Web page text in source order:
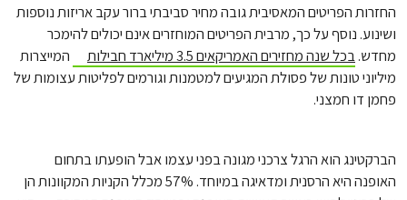
החזרות הפריטים המאסיבית גובה מחיר סביבתי ברור עקב אריזות נוספות
ושינוע. נוסף על כך, מרבית הפריטים המוחזרים אינם יכולים להימכר
מחדש.בכל שנה מחזירים האמריקאים 3.5 מיליארד חבילות
המייצרות
מיליוני טונות של פסולת המגיעים למטמנות וגורמים לפליטות עצומות של
פחמן דו חמצני.
הברקטינג הוא הרגל צרכני מגונה בפני עצמו אבל הופעתו בתחום
האופנה היא הרסנית ומדאיגה במיוחד. 57% מכלל הקניות המקוונות הן